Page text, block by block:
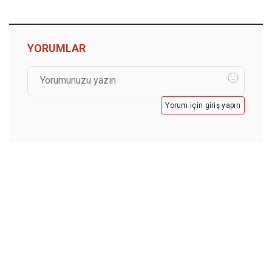
YORUMLAR
Yorum için giriş yapın